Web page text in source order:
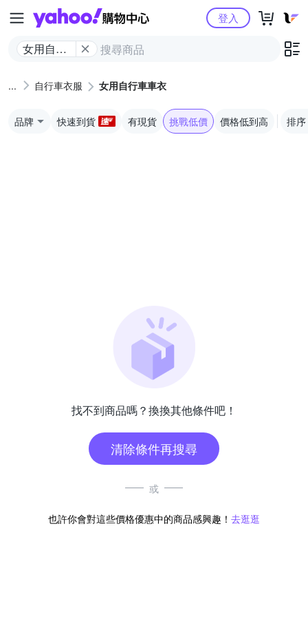
Yahoo購物中心
女用自行
登入
自行車衣服 女用自行車車衣
品牌 快速到貨 有現貨 挑戰低價 價格低到高 排序
找不到商品嗎？換換其他條件吧！
清除條件再搜尋
或
也許你會對這些價格優惠中的商品感興趣！ 去逛逛